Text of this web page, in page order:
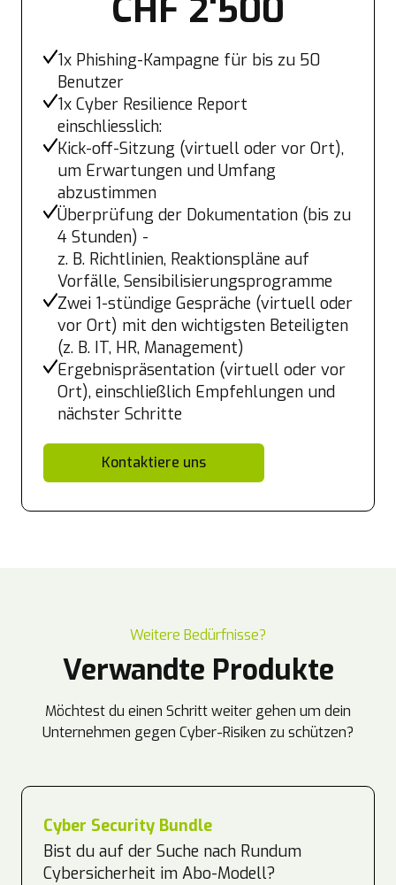
CHF 2'500
1x Phishing-Kampagne für bis zu 50
Benutzer
1x Cyber Resilience Report
einschliesslich:
Kick-off-Sitzung (virtuell oder vor Ort),
um Erwartungen und Umfang
abzustimmen
Überprüfung der Dokumentation (bis zu
4 Stunden) -
z. B. Richtlinien, Reaktionspläne auf
Vorfälle, Sensibilisierungsprogramme
Zwei 1-stündige Gespräche (virtuell oder
vor Ort) mit den wichtigsten Beteiligten
(z. B. IT, HR, Management)
Ergebnispräsentation (virtuell oder vor
Ort), einschließlich Empfehlungen und
nächster Schritte
Kontaktiere uns
Weitere Bedürfnisse?
Verwandte Produkte
Möchtest du einen Schritt weiter gehen um dein
Unternehmen gegen Cyber-Risiken zu schützen?
Cyber Security Bundle
Bist du auf der Suche nach Rundum
Cybersicherheit im Abo-Modell?